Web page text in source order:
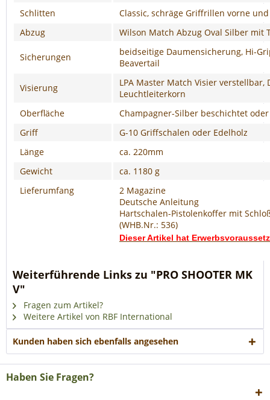
Schlitten
Classic, schräge Griffrillen vorne
Abzug
Wilson Match Abzug Oval Silber mit
Sicherungen
beidseitige Daumensicherung, Hi-
Beavertail
Visierung
LPA Master Match Visier verstellbar,
Leuchtleiterkorn
Oberfläche
Champagner-Silber beschichtet
Griff
G-10 Griffschalen oder Edelholz
Länge
ca. 220mm
Gewicht
ca. 1180 g
Lieferumfang
2 Magazine
Deutsche Anleitung
Hartschalen-Pistolenkoffer mit
(WHB.Nr.: 536)
Dieser Artikel hat
Weiterführende Links zu "PRO SHOOTER MK
V"
Fragen zum Artikel?
Weitere Artikel von RBF International
Kunden haben sich ebenfalls angesehen
Haben Sie Fragen?